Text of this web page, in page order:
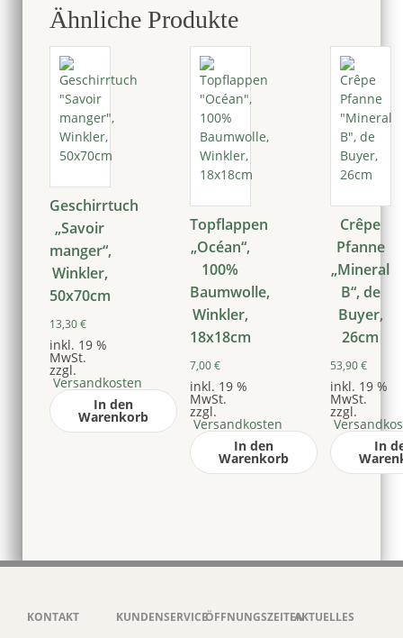
Ähnliche Produkte
Geschirrtuch
„Savoir
manger“,
Winkler,
50x70cm
13,30€
inkl. 19 %
MwSt.
zzgl.
Versandkosten
In den
Warenkorb
Topflappen
„Océan“,
100%
Baumwolle,
Winkler,
18x18cm
7,00€
inkl. 19 %
MwSt.
zzgl.
Versandkosten
In den
Warenkorb
Crêpe
Pfanne
„Mineral
B“, de
Buyer,
26cm
53,90€
inkl. 19 %
MwSt.
zzgl.
In
KONTAKT KUNDENSERVICEÖFFNUNGSZEITENAKTUELLES